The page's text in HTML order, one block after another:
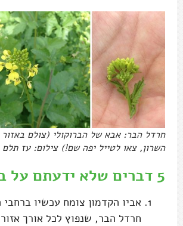
חרדל הבר: אבא של הברוקולי (צולם
השרון, צאו לטייל יפה שם!) צילום: עז תלם
5 דברים שלא ידעתם על ברוקולי
אביו הקדמון צומח עכשיו
חרדל הבר, שנפוץ לכל אורך אזור